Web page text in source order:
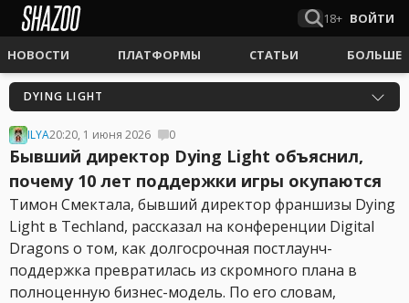
18+ ВОЙТИ
НОВОСТИ ПЛАТФОРМЫ СТАТЬИ БОЛЬШЕ
DYING LIGHT
ILYA20:20, 1 июня 2026 0
Бывший директор Dying Light объяснил,
почему 10 лет поддержки игры окупаются
Тимон Смектала, бывший директор франшизы Dying
Light в Techland, рассказал на конференции Digital
Dragons о том, как долгосрочная постлаунч-
поддержка превратилась из скромного плана в
полноценную бизнес-модель. По его словам,